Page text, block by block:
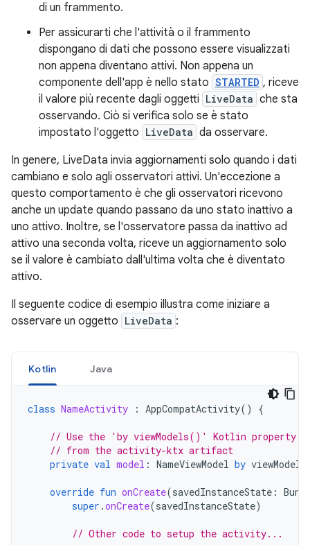
di un frammento.
Per assicurarti che l'attività o il frammento
dispongano di dati che possono essere visualizzati
non appena diventano attivi. Non appena un
componente dell'app è nello stato STARTED , riceve
il valore più recente dagli oggetti LiveData che sta
osservando. Ciò si verifica solo se è stato
impostato l'oggetto LiveData da osservare.
In genere, LiveData invia aggiornamenti solo quando i dati
cambiano e solo agli osservatori attivi. Un'eccezione a
questo comportamento è che gli osservatori ricevono
anche un update quando passano da uno stato inattivo a
uno attivo. Inoltre, se l'osservatore passa da inattivo ad
attivo una seconda volta, riceve un aggiornamento solo
se il valore è cambiato dall'ultima volta che è diventato
attivo.
Il seguente codice di esempio illustra come iniziare a
osservare un oggetto LiveData :
Kotlin Java
class NameActivity : AppCompatActivity() {
// Use the 'by viewModels()' Kotlin property
// from the activity-ktx artifact
private val model : NameViewModel by viewModels
override fun onCreate(savedInstanceState :
super .onCreate(savedInstanceState)
// Other code to setup the activity...